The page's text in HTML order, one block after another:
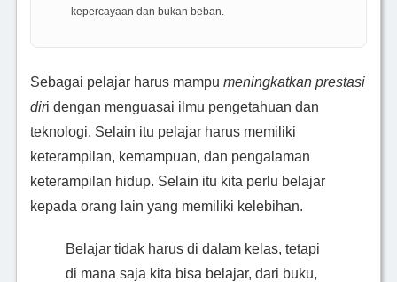
kepercayaan dan bukan beban.
Sebagai pelajar harus mampu meningkatkan prestasi
diri dengan menguasai ilmu pengetahuan dan
teknologi. Selain itu pelajar harus memiliki
keterampilan, kemampuan, dan pengalaman
keterampilan hidup. Selain itu kita perlu belajar
kepada orang lain yang memiliki kelebihan.
Belajar tidak harus di dalam kelas, tetapi
di mana saja kita bisa belajar, dari buku,